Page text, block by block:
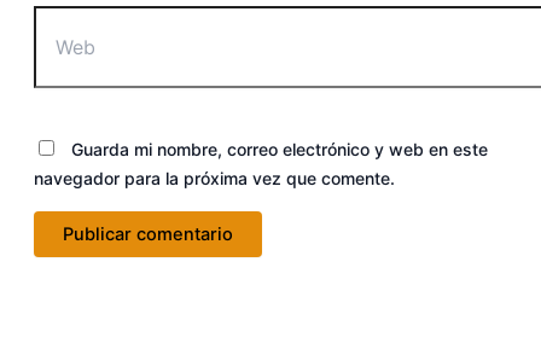
Guarda mi nombre, correo electrónico y web en este
navegador para la próxima vez que comente.